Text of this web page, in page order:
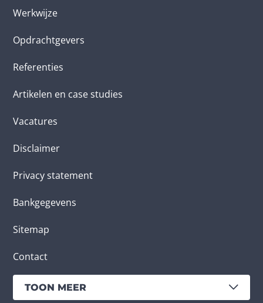
Werkwijze
Opdrachtgevers
Referenties
Artikelen en case studies
Vacatures
Disclaimer
Privacy statement
Bankgegevens
Sitemap
Contact
TOON MEER